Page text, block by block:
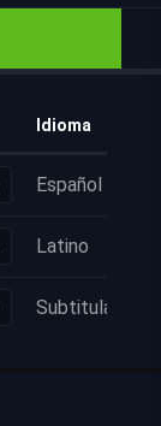
Idioma
Español
Latino
Subtitulada